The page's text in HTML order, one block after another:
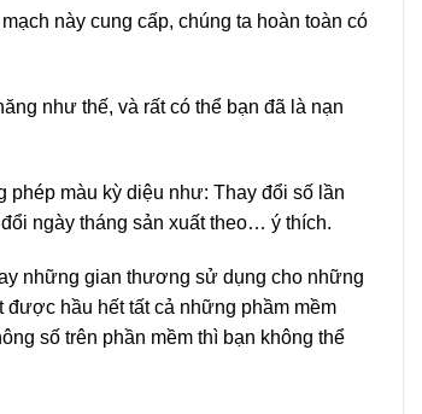
này cung cấp, chúng ta hoàn toàn có
như thế, và rất có thể bạn đã là nạn
màu kỳ diệu như: Thay đổi số lần
ngày tháng sản xuất theo… ý thích.
những gian thương sử dụng cho những
hầu hết tất cả những phầm mềm
số trên phần mềm thì bạn không thể